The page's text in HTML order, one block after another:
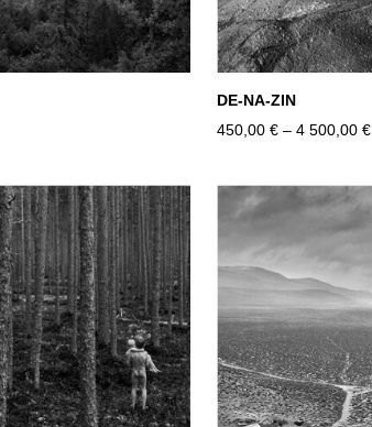
DE-NA-ZIN
450,00 € –4 500,00 €